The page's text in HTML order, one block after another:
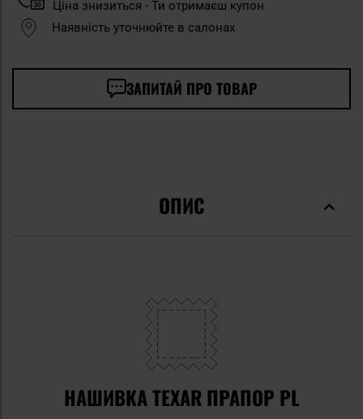
Ціна знизиться - Ти отримаєш купон
Наявність уточнюйте в салонах
ЗАПИТАЙ ПРО ТОВАР
ОПИС
НАШИВКА TEXAR ПРАПОР PL